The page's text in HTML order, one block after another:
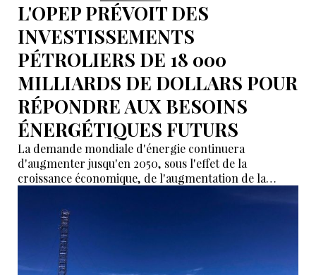
L'OPEP PRÉVOIT DES
INVESTISSEMENTS
PÉTROLIERS DE 18 000
MILLIARDS DE DOLLARS POUR
RÉPONDRE AUX BESOINS
ÉNERGÉTIQUES FUTURS
La demande mondiale d'énergie continuera
d'augmenter jusqu'en 2050, sous l'effet de la
croissance économique, de l'augmentation de la
message du Secrétaire général de l'OPEP, Haitham Al
Ghais, accompagnant la publication des Perspectives
pétrolières mondiales.